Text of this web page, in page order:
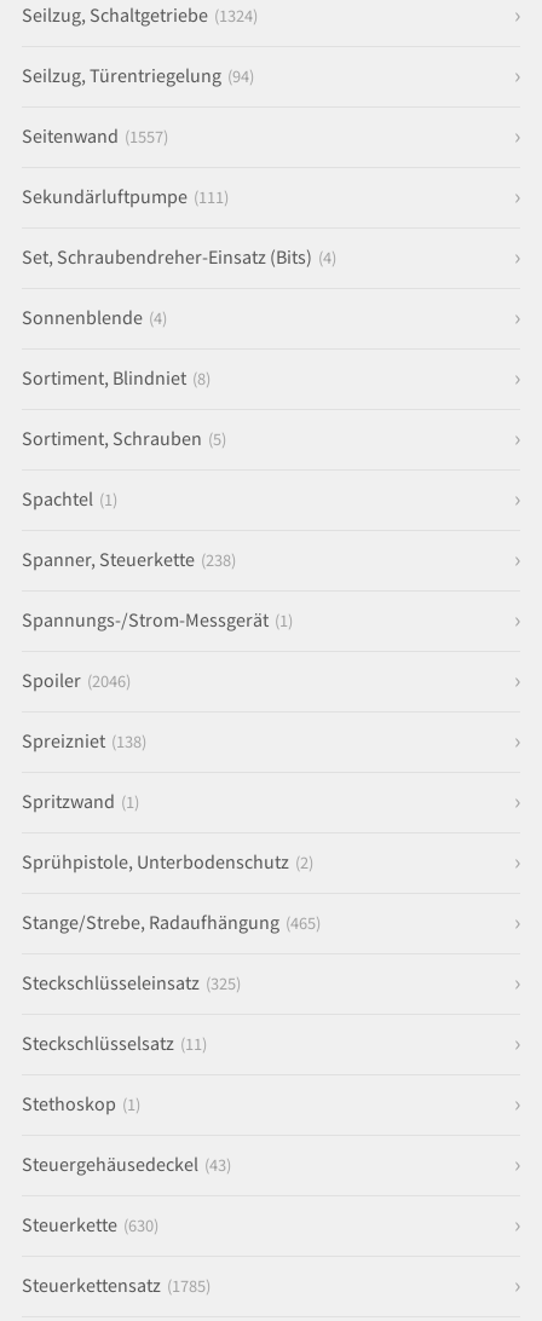
Seilzug, Schaltgetriebe (1324)
Seilzug, Türentriegelung (94)
Seitenwand (1557)
Sekundärluftpumpe (111)
Set, Schraubendreher-Einsatz (Bits) (4)
Sonnenblende (4)
Sortiment, Blindniet (8)
Sortiment, Schrauben (5)
Spachtel (1)
Spanner, Steuerkette (238)
Spannungs-/Strom-Messgerät (1)
Spoiler (2046)
Spreizniet (138)
Spritzwand (1)
Sprühpistole, Unterbodenschutz (2)
Stange/Strebe, Radaufhängung (465)
Steckschlüsseleinsatz (325)
Steckschlüsselsatz (11)
Stethoskop (1)
Steuergehäusedeckel (43)
Steuerkette (630)
Steuerkettensatz (1785)